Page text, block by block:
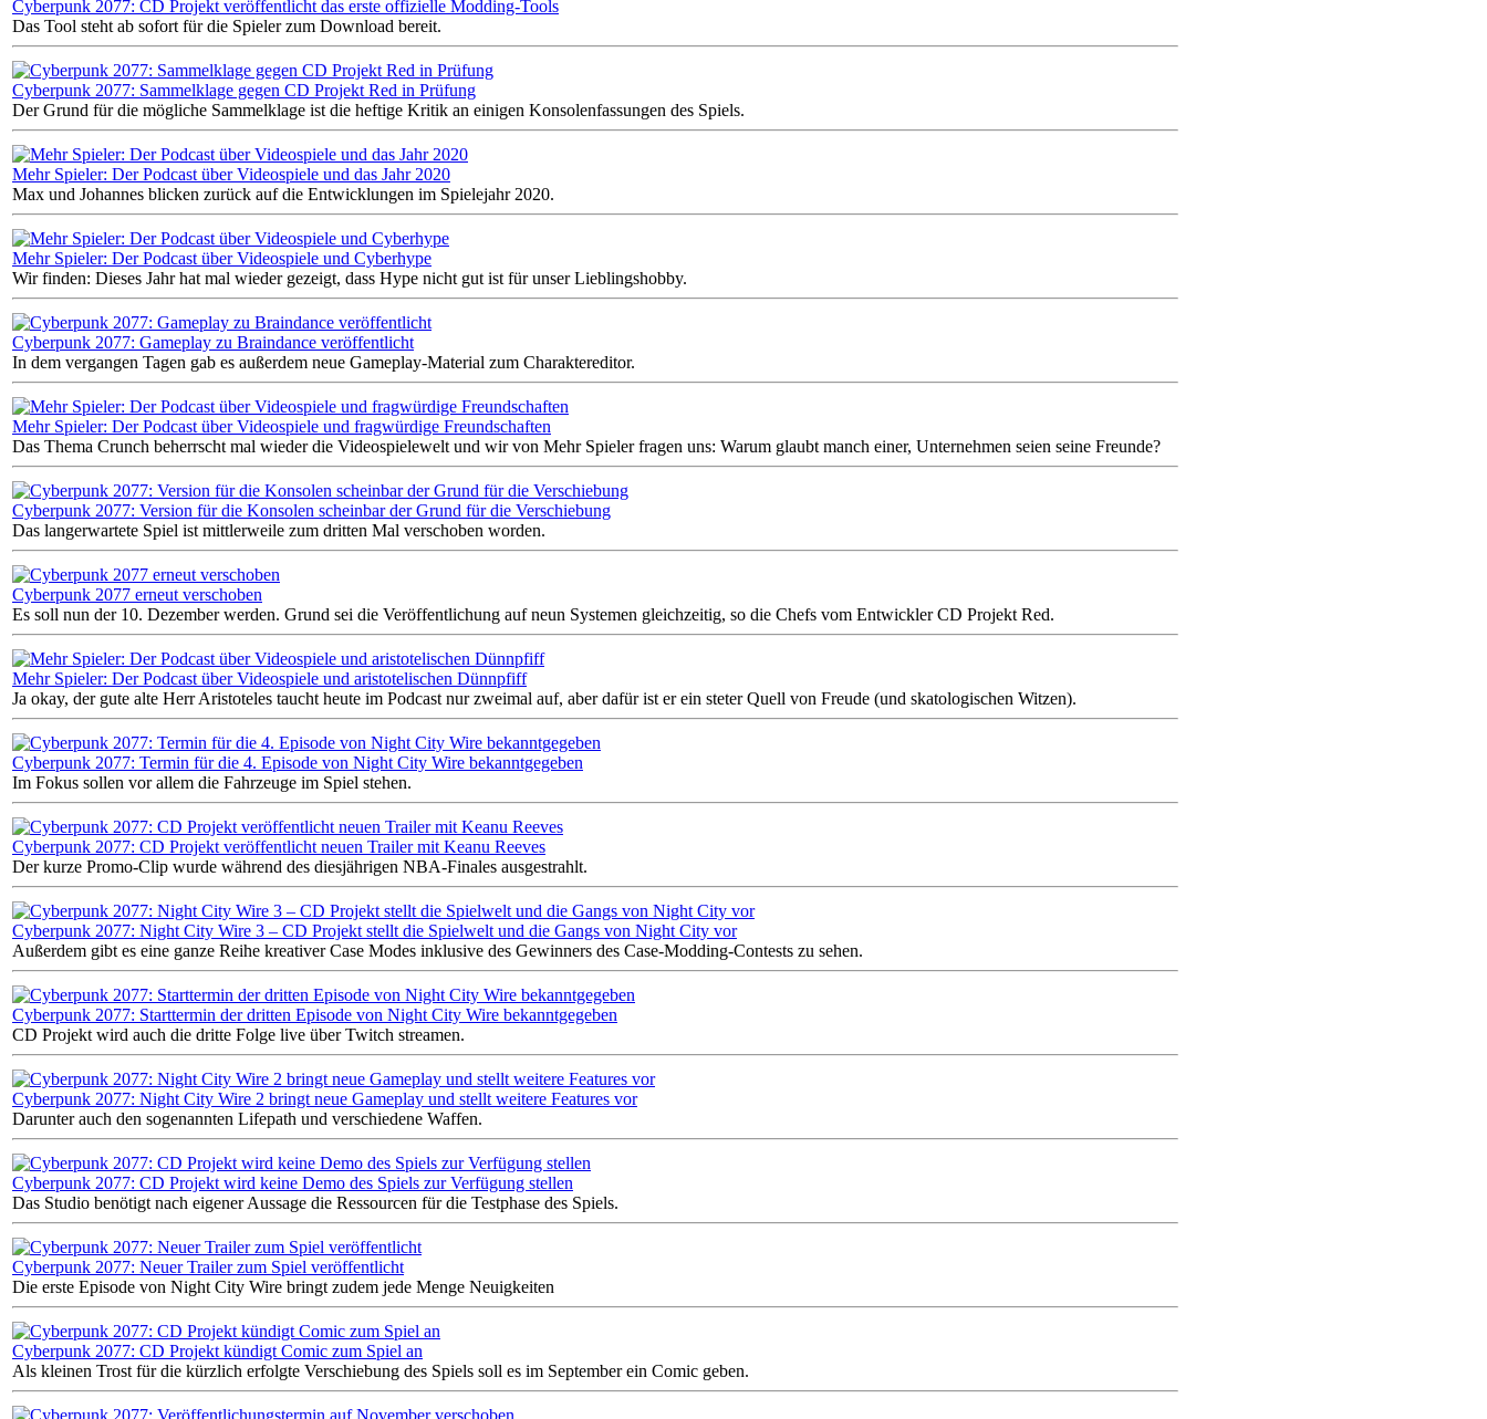
Cyberpunk 2077: CD Projekt veröffentlicht das erste offizielle Modding-Tools
Das Tool steht ab sofort für die Spieler zum Download bereit.
Cyberpunk 2077: Sammelklage gegen CD Projekt Red in Prüfung
Der Grund für die mögliche Sammelklage ist die heftige Kritik an einigen Konsolenfassungen des Spiels.
Mehr Spieler: Der Podcast über Videospiele und das Jahr 2020
Max und Johannes blicken zurück auf die Entwicklungen im Spielejahr 2020.
Mehr Spieler: Der Podcast über Videospiele und Cyberhype
Wir finden: Dieses Jahr hat mal wieder gezeigt, dass Hype nicht gut ist für unser Lieblingshobby.
Cyberpunk 2077: Gameplay zu Braindance veröffentlicht
In dem vergangen Tagen gab es außerdem neue Gameplay-Material zum Charaktereditor.
Mehr Spieler: Der Podcast über Videospiele und fragwürdige Freundschaften
Das Thema Crunch beherrscht mal wieder die Videospielewelt und wir von Mehr Spieler fragen uns: Warum glaubt manch einer, Unternehmen seien seine Freunde?
Cyberpunk 2077: Version für die Konsolen scheinbar der Grund für die Verschiebung
Das langerwartete Spiel ist mittlerweile zum dritten Mal verschoben worden.
Cyberpunk 2077 erneut verschoben
Es soll nun der 10. Dezember werden. Grund sei die Veröffentlichung auf neun Systemen gleichzeitig, so die Chefs vom Entwickler CD Projekt Red.
Mehr Spieler: Der Podcast über Videospiele und aristotelischen Dünnpfiff
Ja okay, der gute alte Herr Aristoteles taucht heute im Podcast nur zweimal auf, aber dafür ist er ein steter Quell von Freude (und skatologischen Witzen).
Cyberpunk 2077: Termin für die 4. Episode von Night City Wire bekanntgegeben
Im Fokus sollen vor allem die Fahrzeuge im Spiel stehen.
Cyberpunk 2077: CD Projekt veröffentlicht neuen Trailer mit Keanu Reeves
Der kurze Promo-Clip wurde während des diesjährigen NBA-Finales ausgestrahlt.
Cyberpunk 2077: Night City Wire 3 – CD Projekt stellt die Spielwelt und die Gangs von Night City vor
Außerdem gibt es eine ganze Reihe kreativer Case Modes inklusive des Gewinners des Case-Modding-Contests zu sehen.
Cyberpunk 2077: Starttermin der dritten Episode von Night City Wire bekanntgegeben
CD Projekt wird auch die dritte Folge live über Twitch streamen.
Cyberpunk 2077: Night City Wire 2 bringt neue Gameplay und stellt weitere Features vor
Darunter auch den sogenannten Lifepath und verschiedene Waffen.
Cyberpunk 2077: CD Projekt wird keine Demo des Spiels zur Verfügung stellen
Das Studio benötigt nach eigener Aussage die Ressourcen für die Testphase des Spiels.
Cyberpunk 2077: Neuer Trailer zum Spiel veröffentlicht
Die erste Episode von Night City Wire bringt zudem jede Menge Neuigkeiten
Cyberpunk 2077: CD Projekt kündigt Comic zum Spiel an
Als kleinen Trost für die kürzlich erfolgte Verschiebung des Spiels soll es im September ein Comic geben.